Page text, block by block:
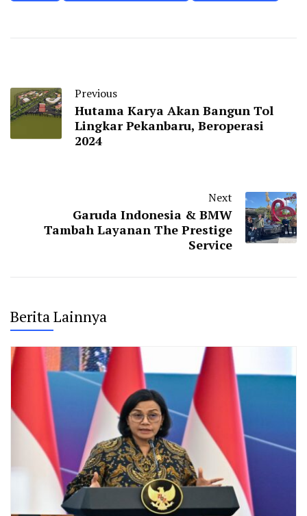
Previous
Hutama Karya Akan Bangun Tol
Lingkar Pekanbaru, Beroperasi
2024
Next
Garuda Indonesia & BMW
Tambah Layanan The Prestige
Service
Berita Lainnya